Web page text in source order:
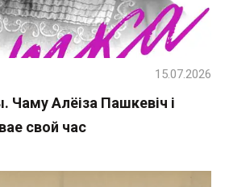
Чаму Алёіза Пашкевіч і
свой час
15.07.2026